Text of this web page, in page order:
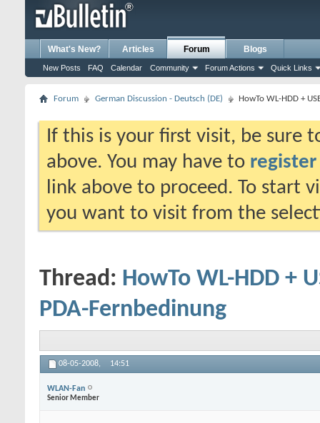
What's New? Articles Forum
New Posts FAQ Calendar Community Forum Actions Quick Links
Blogs
Forum German Discussion - Deutsch (DE) HowTo WL-HDD +
If this is your first visit, be sure
above. You may have to register
link above to proceed. To start
you want to visit from the
Thread: HowTo WL-HDD +
PDA-Fernbedinung
08-05-2008, 14:51
WLAN-Fan
Senior Member